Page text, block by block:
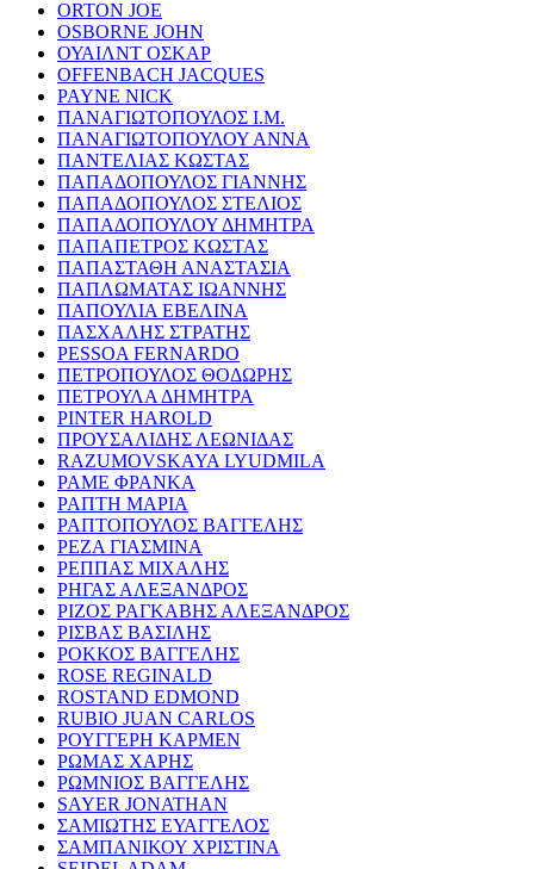
ORTON JOE
OSBORNE JOHN
ΟΥΑΙΛΝΤ ΟΣΚΑΡ
OFFENBACH JACQUES
PAYNE NICK
ΠΑΝΑΓΙΩΤΟΠΟΥΛΟΣ Ι.Μ.
ΠΑΝΑΓΙΩΤΟΠΟΥΛΟΥ ΑΝΝΑ
ΠΑΝΤΕΛΙΑΣ ΚΩΣΤΑΣ
ΠΑΠΑΔΟΠΟΥΛΟΣ ΓΙΑΝΝΗΣ
ΠΑΠΑΔΟΠΟΥΛΟΣ ΣΤΕΛΙΟΣ
ΠΑΠΑΔΟΠΟΥΛΟΥ ΔΗΜΗΤΡΑ
ΠΑΠΑΠΕΤΡΟΣ ΚΩΣΤΑΣ
ΠΑΠΑΣΤΑΘΗ ΑΝΑΣΤΑΣΙΑ
ΠΑΠΛΩΜΑΤΑΣ ΙΩΑΝΝΗΣ
ΠΑΠΟΥΛΙΑ ΕΒΕΛΙΝΑ
ΠΑΣΧΑΛΗΣ ΣΤΡΑΤΗΣ
PESSOA FERNARDO
ΠΕΤΡΟΠΟΥΛΟΣ ΘΟΔΩΡΗΣ
ΠΕΤΡΟΥΛΑ ΔΗΜΗΤΡΑ
PINTER HAROLD
ΠΡΟΥΣΑΛΙΔΗΣ ΛΕΩΝΙΔΑΣ
RAZUMOVSKAYA LYUDMILA
ΡΑΜΕ ΦΡΑΝΚΑ
ΡΑΠΤΗ ΜΑΡΙΑ
ΡΑΠΤΟΠΟΥΛΟΣ ΒΑΓΓΕΛΗΣ
ΡΕΖΑ ΓΙΑΣΜΙΝΑ
ΡΕΠΠΑΣ ΜΙΧΑΛΗΣ
ΡΗΓΑΣ ΑΛΕΞΑΝΔΡΟΣ
ΡΙΖΟΣ ΡΑΓΚΑΒΗΣ ΑΛΕΞΑΝΔΡΟΣ
ΡΙΣΒΑΣ ΒΑΣΙΛΗΣ
ΡΟΚΚΟΣ ΒΑΓΓΕΛΗΣ
ROSE REGINALD
ROSTAND EDMOND
RUBIO JUAN CARLOS
ΡΟΥΓΓΕΡΗ ΚΑΡΜΕΝ
ΡΩΜΑΣ ΧΑΡΗΣ
ΡΩΜΝΙΟΣ ΒΑΓΓΕΛΗΣ
SAYER JONATHAN
ΣΑΜΙΩΤΗΣ ΕΥΑΓΓΕΛΟΣ
ΣΑΜΠΑΝΙΚΟΥ ΧΡΙΣΤΙΝΑ